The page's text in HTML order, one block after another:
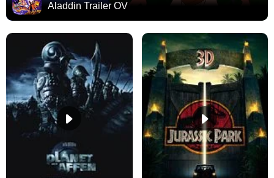
Aladdin Trailer OV